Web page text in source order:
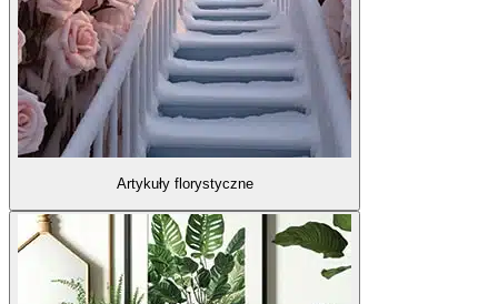
Artykuły florystyczne